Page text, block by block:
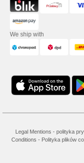
We ship with
Legal Mentions - polityka
Conditions - Polityka plików